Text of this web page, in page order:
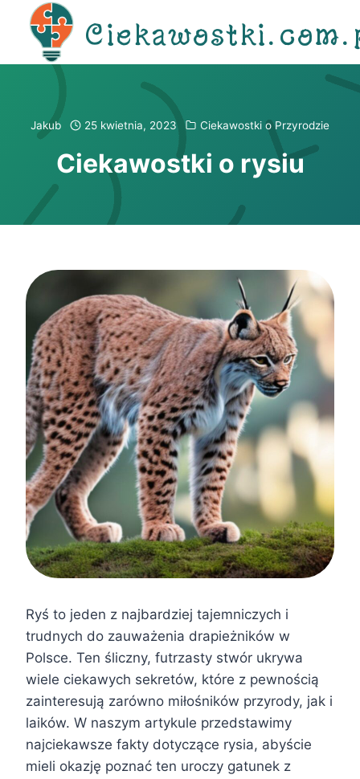
Przejdź
Jakub 25 kwietnia, 2023 Ciekawostki o Przyrodzie
Ciekawostki o rysiu
Ryś to jeden z najbardziej tajemniczych i
trudnych do zauważenia drapieżników w
Polsce. Ten śliczny, futrzasty stwór ukrywa
wiele ciekawych sekretów, które z pewnością
zainteresują zarówno miłośników przyrody, jak i
laików. W naszym artykule przedstawimy
najciekawsze fakty dotyczące rysia, abyście
mieli okazję poznać ten uroczy gatunek z